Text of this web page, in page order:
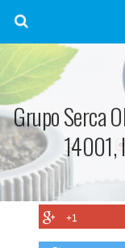
Grupo Serca
14001,
+1